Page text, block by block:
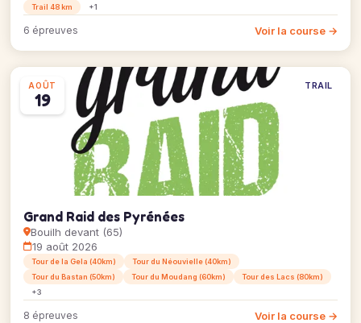
Trail 48 km
+1
6 épreuves Voir la course →
AOÛT
19
TRAIL
Grand Raid des Pyrénées
Bouilh devant (65)
19 août 2026
Tour de la Gela (40km)
Tour du Néouvielle (40km)
Tour du Bastan (50km)
Tour du Moudang (60km)
Tour des Lacs (80km)
+3
8 épreuves Voir la course →